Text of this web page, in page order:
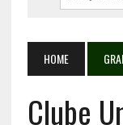
HOME
Clube